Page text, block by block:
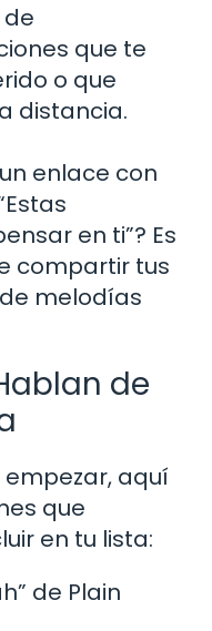
que te
o que
distancia.
enlace con
en ti”? Es
compartir tus
melodías
de
aquí
que
en tu lista:
de Plain